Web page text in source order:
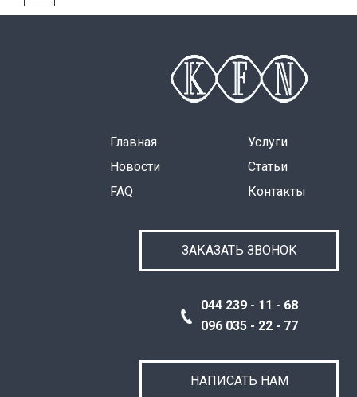
Главная
Услуги
Новости
Статьи
FAQ
Контакты
ЗАКАЗАТЬ ЗВОНОК
044 239 - 11 - 68
096 035 - 22 - 77
НАПИСАТЬ НАМ